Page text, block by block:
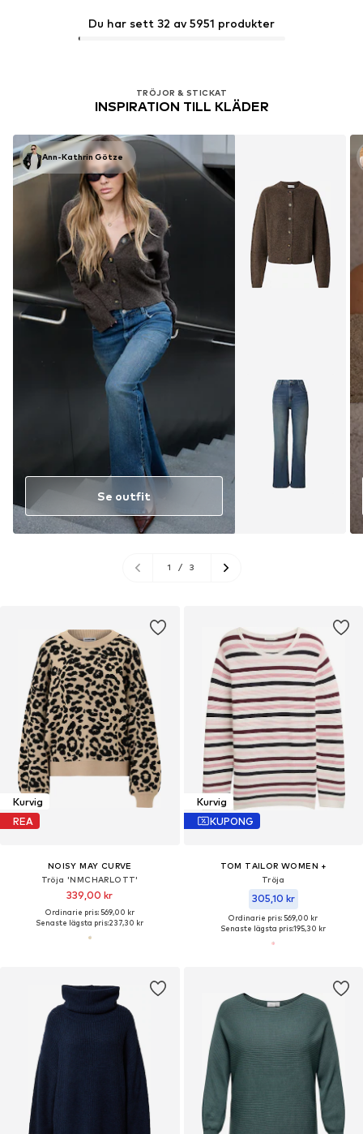
Kurvig
REA
NOISY MAY CURVE
Tröja 'NMCHARLOTT'
339,00 kr
Ordinarie pris: 569,00 kr
Senaste lägsta pris:237,30 kr
Du har sett 32 av 5951 produkter
Kurvig
KUPONG
TOM TAILOR WOMEN +
Tröja
305,10 kr
Ordinarie pris: 569,00 kr
Senaste lägsta pris:195,30 kr
TRÖJOR & STICKAT
INSPIRATION TILL KLÄDER
Ann-Kathrin Götze
Se outfit
1 / 3